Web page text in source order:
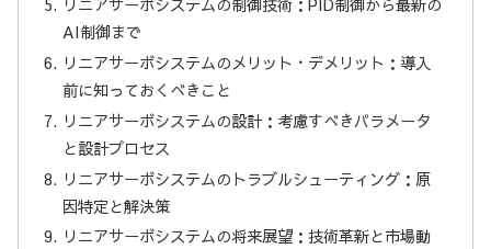
AI制御まで
リニアサーボシステムのメリット・デメリット：導入
前に知っておくべきこと
リニアサーボシステムの設計：考慮すべきパラメータ
と設計プロセス
リニアサーボシステムのトラブルシューティング：原
因特定と解決策
リニアサーボシステムの将来展望：技術革新と市場動